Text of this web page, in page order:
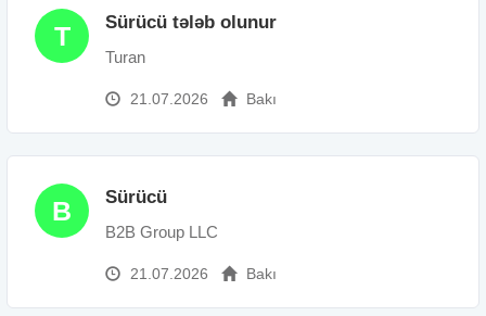
T Sürücü tələb olunur
Turan
21.07.2026 Bakı
B Sürücü
B2B Group LLC
21.07.2026 Bakı